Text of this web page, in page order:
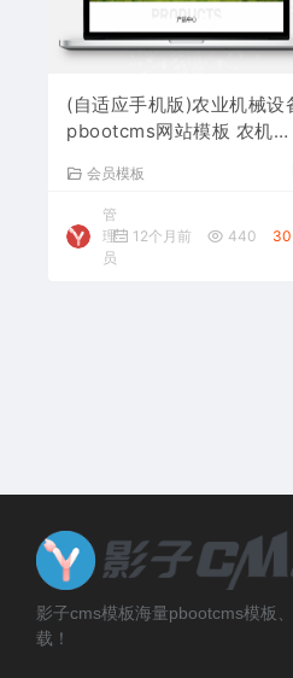
(自适应手机版)农业机械设
pbootcms网站模板 农机设
会员模板
管
理
员
12个月前 440 30
影子cms模板海量pbootcms模板
载！